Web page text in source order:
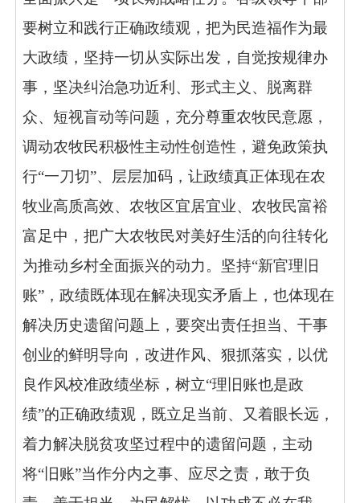
要树立和践行正确政绩观， 把为民造福作为最
大政绩，坚持一切从实际出发，自觉按规律办
事，坚决纠治急功近利、形式主义、脱离群
众、短视盲动等问题，充分尊重农牧民意愿，
调动农牧民积极性主动性创造性，避免政策执
行“一刀切”、层层加码，让政绩真正体现在农
牧业高质高效、农牧区宜居宜业、农牧民富裕
富足中，把广大农牧民对美好生活的向往转化
为推动乡村全面振兴的动力。
坚持“新官理旧
账”， 政绩既体现在解决现实矛盾上，也体现在
解决历史遗留问题上，要突出责任担当、干事
创业的鲜明导向，改进作风、狠抓落实，以优
良作风校准政绩坐标，树立“理旧账也是政
绩”的正确政绩观，既立足当前、又着眼长远，
着力解决脱贫攻坚过程中的遗留问题，主动
将“旧账”当作分内之事、应尽之责，敢于负